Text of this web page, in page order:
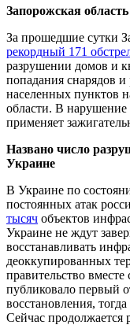
Запорожская
За прошедшие сутки
рекордный 171
разрушении домов и
попадания снарядов и
населенных пунктов
области. В нарушение
применяет
Названо число
Украине
В Украине по
постоянных атак
тысяч объектов
Украине не ждут
восстанавливать
деоккупированных
правительство
публиковало первый
восстановления,
Сейчас продолжается